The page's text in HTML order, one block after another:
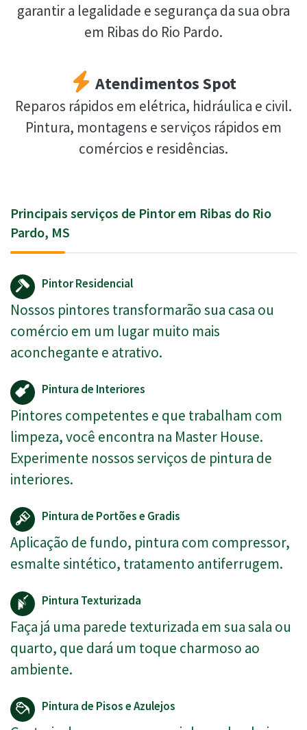
garantir a legalidade e segurança da sua obra
em Ribas do Rio Pardo.
Atendimentos Spot
Reparos rápidos em elétrica, hidráulica e civil.
Pintura, montagens e serviços rápidos em
comércios e residências.
Principais serviços de Pintor em Ribas do Rio
Pardo, MS
Pintor Residencial
Nossos pintores transformarão sua casa ou
comércio em um lugar muito mais
aconchegante e atrativo.
Pintura de Interiores
Pintores competentes e que trabalham com
limpeza, você encontra na Master House.
Experimente nossos serviços de pintura de
interiores.
Pintura de Portões e Gradis
Aplicação de fundo, pintura com compressor,
esmalte sintético, tratamento antiferrugem.
Pintura Texturizada
Faça já uma parede texturizada em sua sala ou
quarto, que dará um toque charmoso ao
ambiente.
Pintura de Pisos e Azulejos